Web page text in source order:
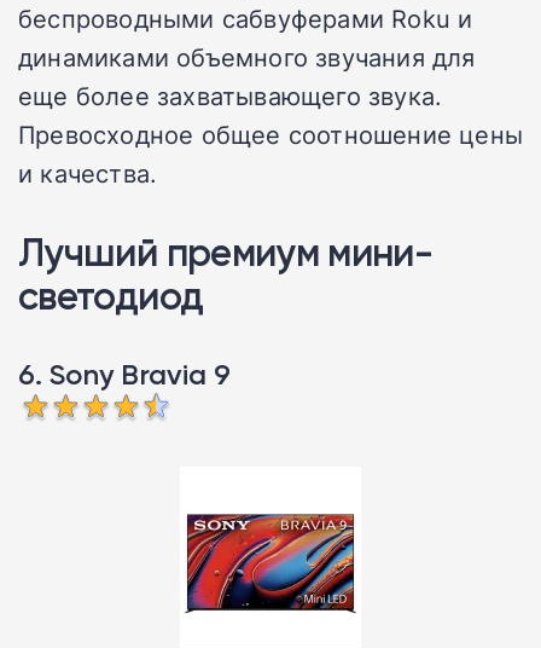
беспроводными сабвуферами Roku и
динамиками объемного звучания для
еще более захватывающего звука.
Превосходное общее соотношение цены
и качества.
Лучший премиум мини-
светодиод
6. Sony Bravia 9